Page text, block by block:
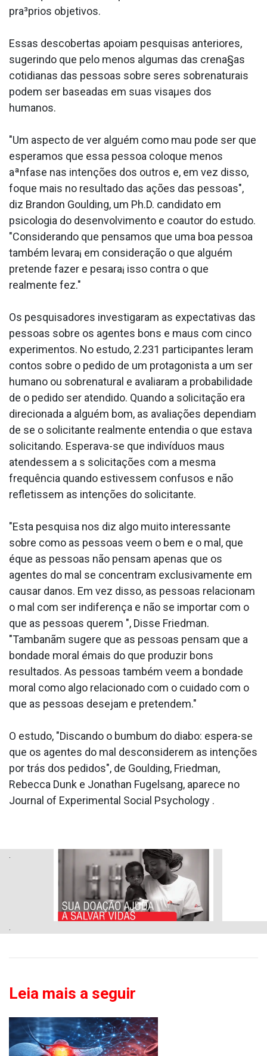
pra³prios objetivos.
Essas descobertas apoiam pesquisas anteriores,
sugerindo que pelo menos algumas das crena§as
cotidianas das pessoas sobre seres sobrenaturais
podem ser baseadas em suas visaµes dos
humanos.
"Um aspecto de ver alguém como mau pode ser que
esperamos que essa pessoa coloque menos
aªnfase nas intenções dos outros e, em vez disso,
foque mais no resultado das ações das pessoas",
diz Brandon Goulding, um Ph.D. candidato em
psicologia do desenvolvimento e coautor do estudo.
"Considerando que pensamos que uma boa pessoa
também levara¡ em consideração o que alguém
pretende fazer e pesara¡ isso contra o que
realmente fez."
Os pesquisadores investigaram as expectativas das
pessoas sobre os agentes bons e maus com cinco
experimentos. No estudo, 2.231 participantes leram
contos sobre o pedido de um protagonista a um ser
humano ou sobrenatural e avaliaram a probabilidade
de o pedido ser atendido. Quando a solicitação era
direcionada a alguém bom, as avaliações dependiam
de se o solicitante realmente entendia o que estava
solicitando. Esperava-se que indivíduos maus
atendessem a s solicitações com a mesma
frequência quando estivessem confusos e não
refletissem as intenções do solicitante.
"Esta pesquisa nos diz algo muito interessante
sobre como as pessoas veem o bem e o mal, que
éque as pessoas não pensam apenas que os
agentes do mal se concentram exclusivamente em
causar danos. Em vez disso, as pessoas relacionam
o mal com ser indiferença e não se importar com o
que as pessoas querem ", Disse Friedman.
"Tambanãm sugere que as pessoas pensam que a
bondade moral émais do que produzir bons
resultados. As pessoas também veem a bondade
moral como algo relacionado com o cuidado com o
que as pessoas desejam e pretendem."
O estudo, "Discando o bumbum do diabo: espera-se
que os agentes do mal desconsiderem as intenções
por trás dos pedidos", de Goulding, Friedman,
Rebecca Dunk e Jonathan Fugelsang, aparece no
Journal of Experimental Social Psychology .
Leia mais a seguir